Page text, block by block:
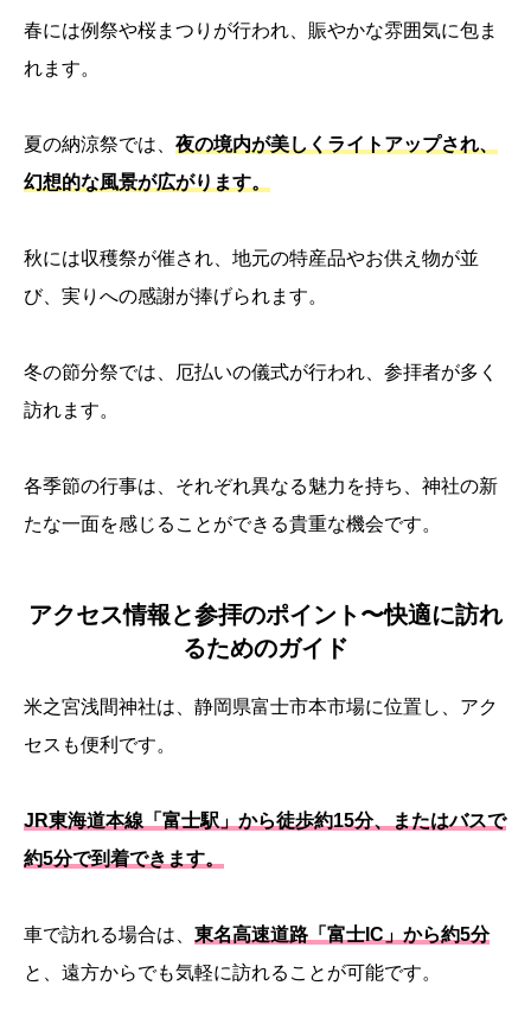
春には例祭や桜まつりが行われ、賑やかな雰囲気に包ま
れます。
夏の納涼祭では、 夜の境内が美しくライトアップされ、
幻想的な風景が広がります。
秋には収穫祭が催され、地元の特産品やお供え物が並
び、実りへの感謝が捧げられます。
冬の節分祭では、厄払いの儀式が行われ、参拝者が多く
訪れます。
各季節の行事は、それぞれ異なる魅力を持ち、神社の新
たな一面を感じることができる貴重な機会です。
アクセス情報と参拝のポイント〜快適に訪れ
るためのガイド
米之宮浅間神社は、静岡県富士市本市場に位置し、アク
セスも便利です。
JR東海道本線「富士駅」から徒歩約15分、またはバスで
約5分で到着できます。
車で訪れる場合は、 東名高速道路「富士IC」から約5分
と、遠方からでも気軽に訪れることが可能です。